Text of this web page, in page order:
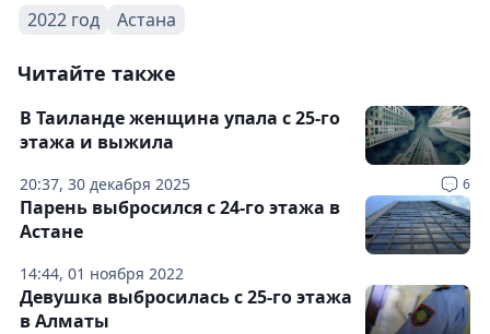
2022 год Астана
Читайте также
20:37, 30 декабря 2025 6
В Таиланде женщина упала с 25-го
этажа и выжила
14:44, 01 ноября 2022
Парень выбросился с 24-го этажа в
Астане
Девушка выбросилась с 25-го этажа
в Алматы